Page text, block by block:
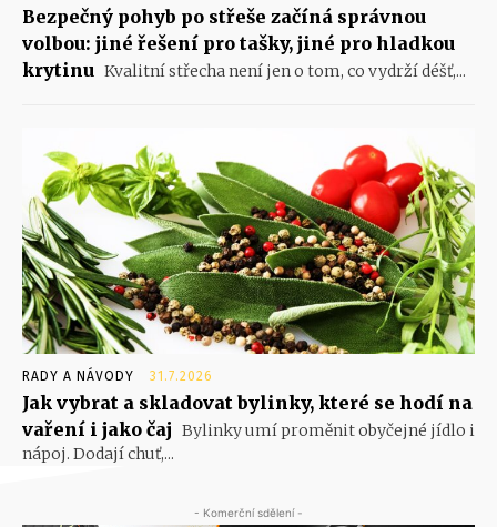
Bezpečný pohyb po střeše začíná správnou
volbou: jiné řešení pro tašky, jiné pro hladkou
krytinu Kvalitní střecha není jen o tom, co vydrží déšť,...
RADY A NÁVODY 31.7.2026
Jak vybrat a skladovat bylinky, které se hodí na
vaření i jako čaj Bylinky umí proměnit obyčejné jídlo i
nápoj. Dodají chuť,...
- Komerční sdělení -